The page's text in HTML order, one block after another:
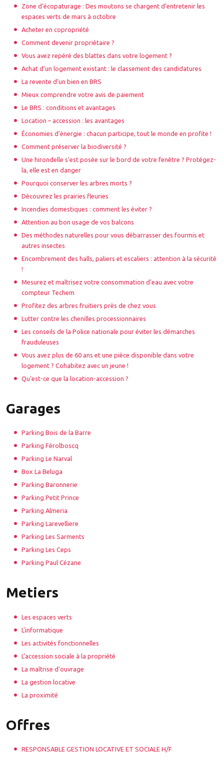
Zone d’écopaturage : Des moutons se chargent d’entretenir les
espaces verts de mars à octobre
Acheter en copropriété
Comment devenir propriétaire ?
Vous avez repéré des blattes dans votre logement ?
Achat d'un logement existant : le classement des candidatures
La revente d’un bien en BRS
Mieux comprendre votre avis de paiement
Le BRS : conditions et avantages
Location – accession : les avantages
Économies d’énergie : chacun participe, tout le monde en profite !
Comment préserver la biodiversité ?
Une hirondelle s'est posée sur le bord de votre fenêtre ? Protégez-
la, elle est en danger
Pourquoi conserver les arbres morts ?
Découvrez les prairies fleuries
Incendies domestiques : comment les éviter ?
Attention au bon usage de vos balcons
Des méthodes naturelles pour vous débarrasser des fourmis et
autres insectes
Encombrement des halls, paliers et escaliers : attention à la sécurité
!
Mesurez et maîtrisez votre consommation d’eau avec votre
compteur Techem
Profitez des arbres fruitiers près de chez vous
Lutter contre les chenilles processionnaires
Les conseils de la Police nationale pour éviter les démarches
frauduleuses
Vous avez plus de 60 ans et une pièce disponible dans votre
logement ? Cohabitez avec un jeune !
Qu'est-ce que la location-accession ?
Garages
Parking Bois de la Barre
Parking Férolboscq
Parking Le Narval
Box La Beluga
Parking Baronnerie
Parking Petit Prince
Parking Almeria
Parking Larevelliere
Parking Les Sarments
Parking Les Ceps
Parking Paul Cézane
Metiers
Les espaces verts
L'informatique
Les activités fonctionnelles
L'accession sociale à la propriété
La maîtrise d'ouvrage
La gestion locative
La proximité
Offres
RESPONSABLE GESTION LOCATIVE ET SOCIALE H/F